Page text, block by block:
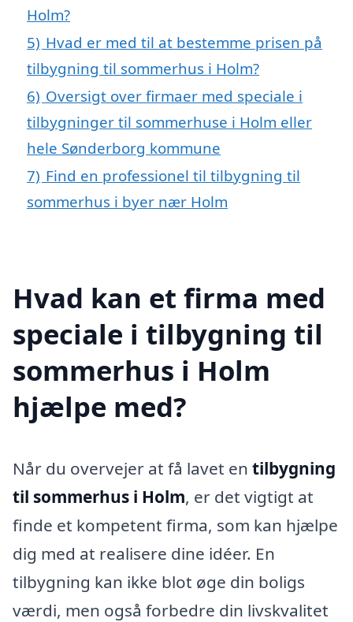
Holm?
5) Hvad er med til at bestemme prisen på
tilbygning til sommerhus i Holm?
6) Oversigt over firmaer med speciale i
tilbygninger til sommerhuse i Holm eller
hele Sønderborg kommune
7) Find en professionel til tilbygning til
sommerhus i byer nær Holm
Hvad kan et firma med
speciale i tilbygning til
sommerhus i Holm
hjælpe med?
Når du overvejer at få lavet en tilbygning
til sommerhus i Holm, er det vigtigt at
finde et kompetent firma, som kan hjælpe
dig med at realisere dine idéer. En
tilbygning kan ikke blot øge din boligs
værdi, men også forbedre din livskvalitet